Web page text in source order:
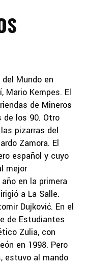
Mundo en
Mario Kempes. El
de Mineros
de los 90. Otro
pizarras del
Zamora. El
español y cuyo
mejor
en la primera
a La Salle.
Dujković. En el
de Estudiantes
Zulia, con
en 1998. Pero
estuvo al mando